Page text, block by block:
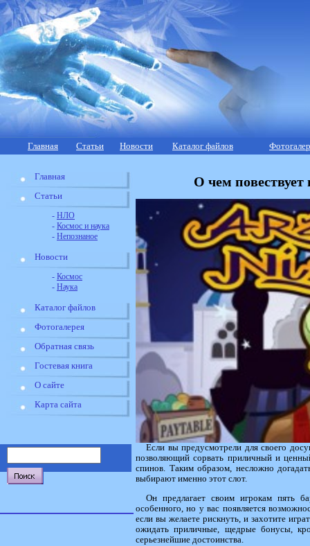
Главная Статьи Новости Каталог файлов
Главная
Статьи
- НЛО
- Космос и наука
- Непознаное
Новости
- Космос
- Наука
Каталог файлов
Фотогалерея
Обратная связь
Гостевая книга
О сайте
Карта сайта
О чем
Если вы предусмотрели для своего
позволяющий сорвать приличный и
спинов. Таким образом, несложно
выбирают именно этот слот.
Он предлагает своим игрокам пять
особенного, но у вас появляется
если вы желаете рискнуть, и захотите
ожидать приличные, щедрые бонусы,
серьезнейшие достоинства.